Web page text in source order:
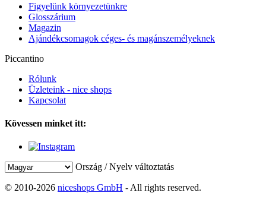
Figyelünk környezetünkre
Glosszárium
Magazin
Ajándékcsomagok céges- és magánszemélyeknek
Piccantino
Rólunk
Üzleteink - nice shops
Kapcsolat
Kövessen minket itt:
Ország / Nyelv változtatás
© 2010-2026 niceshops GmbH - All rights reserved.